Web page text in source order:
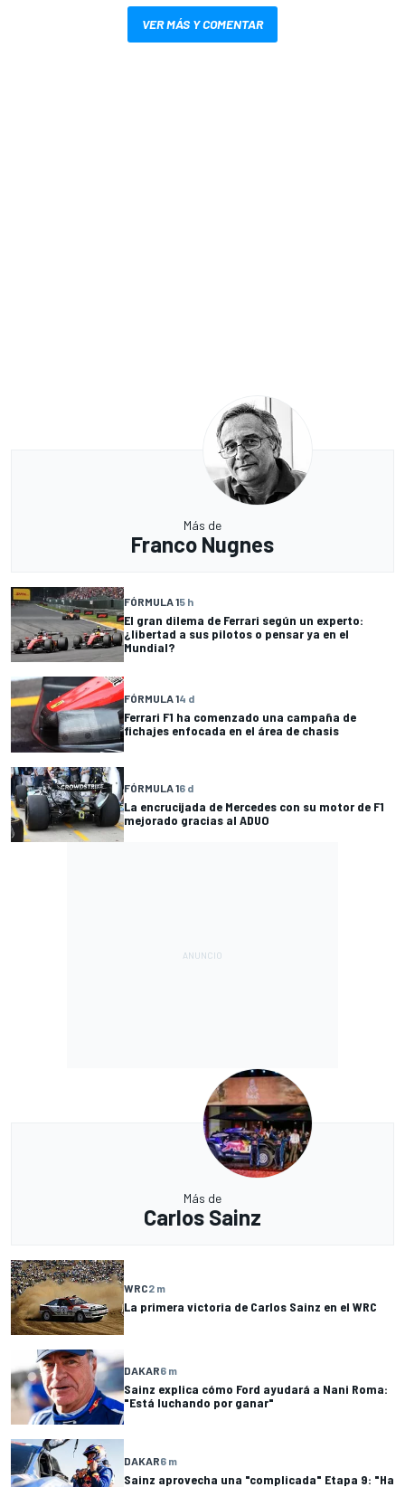
VER MÁS Y COMENTAR
Más de
Franco Nugnes
FÓRMULA 15 h
El gran dilema de Ferrari según un experto:
¿libertad a sus pilotos o pensar ya en el
Mundial?
FÓRMULA 14 d
Ferrari F1 ha comenzado una campaña de
fichajes enfocada en el área de chasis
FÓRMULA 16 d
La encrucijada de Mercedes con su motor de F1
mejorado gracias al ADUO
Más de
Carlos Sainz
WRC2 m
La primera victoria de Carlos Sainz en el WRC
DAKAR6 m
Sainz explica cómo Ford ayudará a Nani Roma:
"Está luchando por ganar"
DAKAR6 m
Sainz aprovecha una "complicada" Etapa 9: "Ha